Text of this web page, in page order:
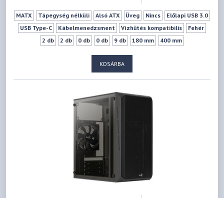
MATX Tápegység nélküli Alsó ATX Üveg Nincs
Előlapi USB 3.0
USB Type-C
Kábelmenedzsment Vízhűtés kompatibilis
Fehér
2 db
2 db 0 db 0 db 9 db 180 mm 400 mm
KOSÁRBA